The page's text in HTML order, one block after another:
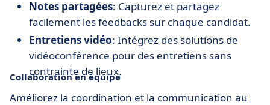
Notes partagées: Capturez et partagez
facilement les feedbacks sur chaque candidat.
Entretiens vidéo: Intégrez des solutions de
vidéoconférence pour des entretiens sans
contrainte de lieux.
Collaboration en équipe
Améliorez la coordination et la communication au